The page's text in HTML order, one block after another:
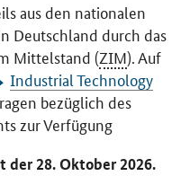
aus den nationalen
Deutschland durch das
Mittelstand (ZIM). Auf
Industrial Technology
bezüglich des
zur Verfügung
28. Oktober 2026.